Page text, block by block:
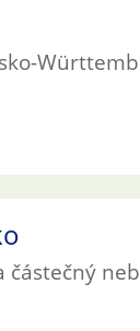
částečný